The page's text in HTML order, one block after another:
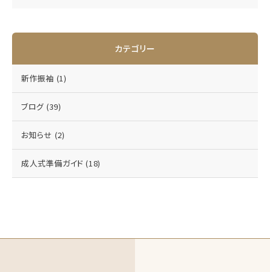
カテゴリー
新作振袖 (1)
ブログ (39)
お知らせ (2)
成人式準備ガイド(18)